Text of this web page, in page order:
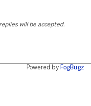
will be accepted.
Powered by FogBugz